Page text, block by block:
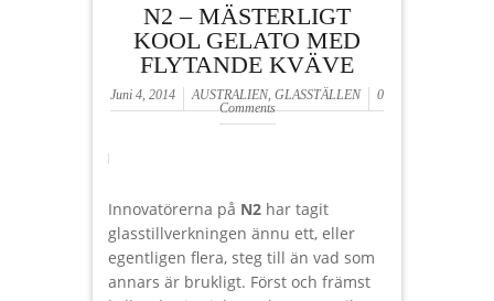
N2 – MÄSTERLIGT
KOOL GELATO MED
FLYTANDE KVÄVE
Juni 4, 2014 AUSTRALIEN, GLASSTÄLLEN
0
Comments
Innovatörerna på N2 har tagit
glasstillverkningen ännu ett, eller
egentligen flera, steg till än vad som
annars är brukligt. Först och främst